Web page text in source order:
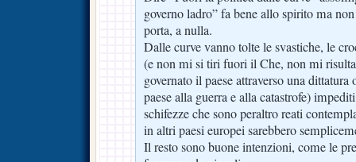
governo ladro” fa bene allo spirito ma
porta, a nulla.
Dalle curve vanno tolte le svastiche, le
(e non mi si tiri fuori il Che, non mi
governato il paese attraverso una
paese alla guerra e alla catastrofe)
schifezze che sono peraltro reati
in altri paesi europei sarebbero
Il resto sono buone intenzioni, come le